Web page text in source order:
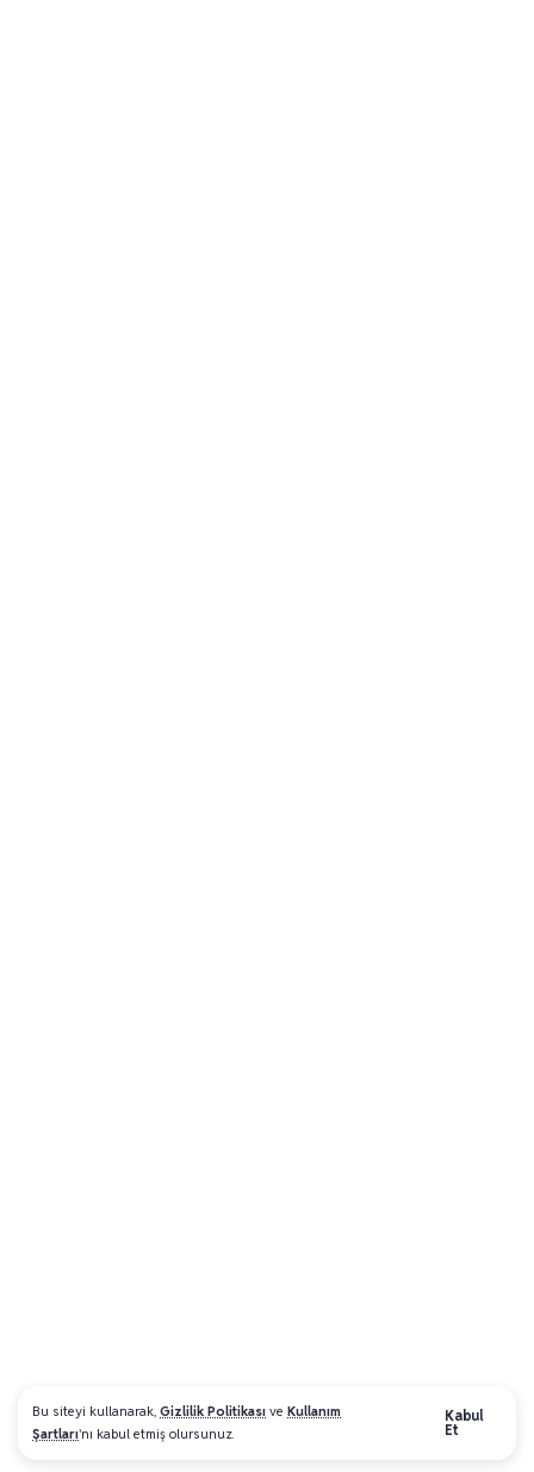
Bu siteyi kullanarak, Gizlilik Politikası ve Kullanım
Şartları'nı kabul etmiş olursunuz.
Kabul
Et